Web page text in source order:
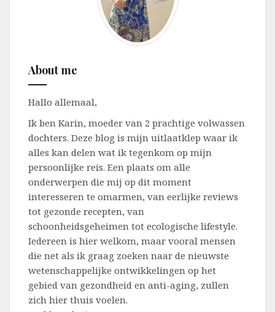
About me
Hallo allemaal,
Ik ben Karin, moeder van 2 prachtige volwassen
dochters. Deze blog is mijn uitlaatklep waar ik
alles kan delen wat ik tegenkom op mijn
persoonlijke reis. Een plaats om alle
onderwerpen die mij op dit moment
interesseren te omarmen, van eerlijke reviews
tot gezonde recepten, van
schoonheidsgeheimen tot ecologische lifestyle.
Iedereen is hier welkom, maar vooral mensen
die net als ik graag zoeken naar de nieuwste
wetenschappelijke ontwikkelingen op het
gebied van gezondheid en anti-aging, zullen
zich hier thuis voelen.